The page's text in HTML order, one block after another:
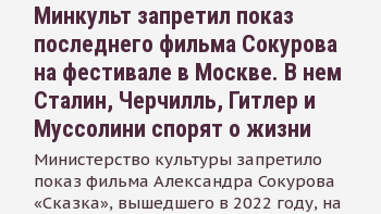
Минкульт запретил показ
последнего фильма Сокурова
на фестивале в Москве. В нем
Сталин, Черчилль, Гитлер и
Муссолини спорят о жизни
Министерство культуры запретило
показ фильма Александра Сокурова
«Сказка», вышедшего в 2022 году, на